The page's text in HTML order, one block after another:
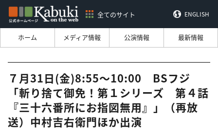
全てのサイト ENGLISH
ホーム メディア情報 公演情報 最新情報
７月31日(金)8:55～10:00 BSフジ
「斬り捨て御免！第１シリーズ 第４話
『三十六番所にお指図無用』」（再放
送）中村吉右衛門ほか出演